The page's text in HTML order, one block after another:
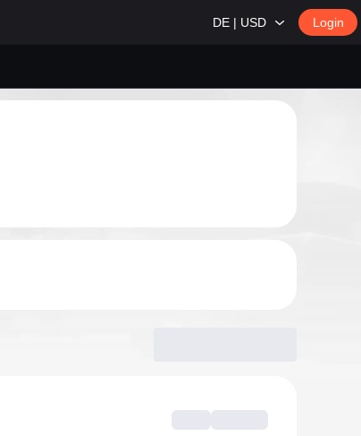
DE | USD Login